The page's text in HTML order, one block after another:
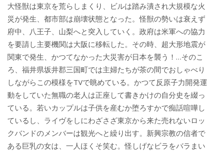
大怪獣は東京を荒らしまくり、ビルは踏み潰され大規模な火
災が発生、都市部は崩壊状態となった。怪獣の勢いは衰えず
府中、八王子、山梨へと突入していく。政府は米軍への協力
を要請し主要機関は大阪に移転した。その時、超大形地震が
関東で発生、かつてなかった大災害が日本を襲う！…そのこ
ろ、福井県坂井郡三国町では主婦たちが茶の間でおしゃべり
しながらこの模様をTVで眺めている。かつて反原子力開発運
動をしていた無職の老人は正座して書きかけの自分史を綴っ
ている。若いカップルは子供を産むか堕ろすかで痴話喧嘩し
ているし、ライヴをしにわざさざ東京から来た売れないロッ
クバンドのメンバーは観光へと繰り出す。新興宗教の信者で
ある巨乳の女は、一人ほくそ笑む。怪しげなビラをバラまい